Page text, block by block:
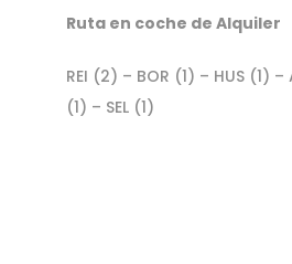
Ruta en coche de Alquiler
REI (2) – BOR (1) – HUS (1) –
(1) – SEL (1)